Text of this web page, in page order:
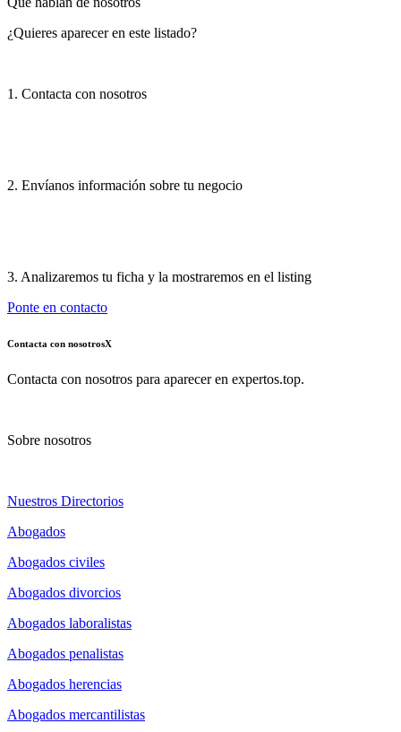
¿Quieres aparecer en este listado?
1. Contacta con nosotros
2. Envíanos información sobre tu negocio
3. Analizaremos tu ficha y la mostraremos en el listing
Ponte en contacto
Contacta con nosotrosX
Contacta con nosotros para aparecer en expertos.top.
Sobre nosotros
Nuestros Directorios
Abogados
Abogados civiles
Abogados divorcios
Abogados laboralistas
Abogados penalistas
Abogados herencias
Abogados mercantilistas